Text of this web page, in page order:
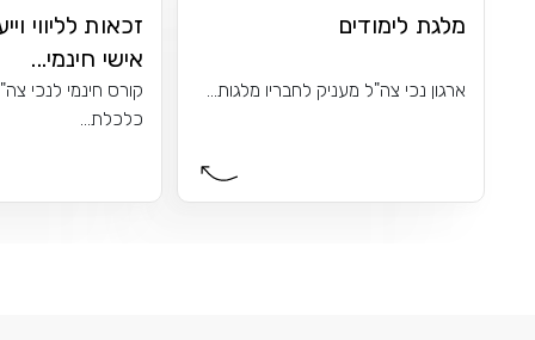
מלגת לימודים
ארגון נכי צה"ל מעניק לחבריו מלגות...
זכאות לליווי
אישי חינמי...
קורס חינמי לנכי
כלכלת...